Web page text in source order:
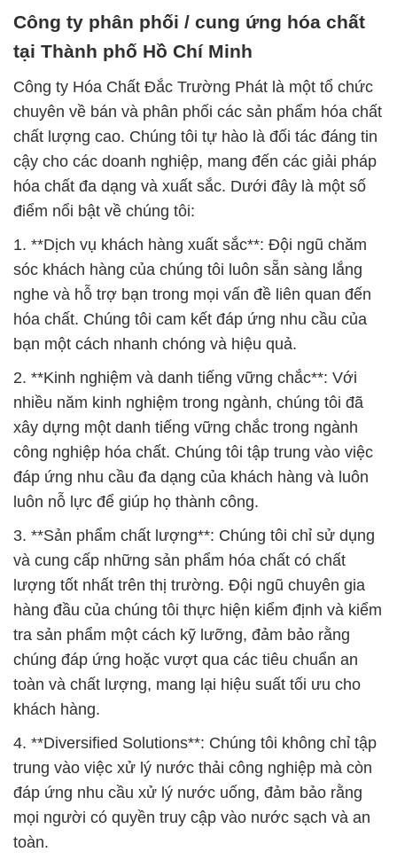
Công ty phân phối / cung ứng hóa chất
tại Thành phố Hồ Chí Minh
Công ty Hóa Chất Đắc Trường Phát là một tổ chức
chuyên về bán và phân phối các sản phẩm hóa chất
chất lượng cao. Chúng tôi tự hào là đối tác đáng tin
cậy cho các doanh nghiệp, mang đến các giải pháp
hóa chất đa dạng và xuất sắc. Dưới đây là một số
điểm nổi bật về chúng tôi:
1. **Dịch vụ khách hàng xuất sắc**: Đội ngũ chăm
sóc khách hàng của chúng tôi luôn sẵn sàng lắng
nghe và hỗ trợ bạn trong mọi vấn đề liên quan đến
hóa chất. Chúng tôi cam kết đáp ứng nhu cầu của
bạn một cách nhanh chóng và hiệu quả.
2. **Kinh nghiệm và danh tiếng vững chắc**: Với
nhiều năm kinh nghiệm trong ngành, chúng tôi đã
xây dựng một danh tiếng vững chắc trong ngành
công nghiệp hóa chất. Chúng tôi tập trung vào việc
đáp ứng nhu cầu đa dạng của khách hàng và luôn
luôn nỗ lực để giúp họ thành công.
3. **Sản phẩm chất lượng**: Chúng tôi chỉ sử dụng
và cung cấp những sản phẩm hóa chất có chất
lượng tốt nhất trên thị trường. Đội ngũ chuyên gia
hàng đầu của chúng tôi thực hiện kiểm định và kiểm
tra sản phẩm một cách kỹ lưỡng, đảm bảo rằng
chúng đáp ứng hoặc vượt qua các tiêu chuẩn an
toàn và chất lượng, mang lại hiệu suất tối ưu cho
khách hàng.
4. **Diversified Solutions**: Chúng tôi không chỉ tập
trung vào việc xử lý nước thải công nghiệp mà còn
đáp ứng nhu cầu xử lý nước uống, đảm bảo rằng
mọi người có quyền truy cập vào nước sạch và an
toàn.